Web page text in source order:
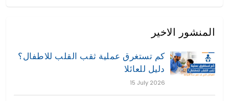
المنشور الاخير
كم تستغرق عملية ثقب القلب للاطفال؟
دليل للعائلا
15 July 2026